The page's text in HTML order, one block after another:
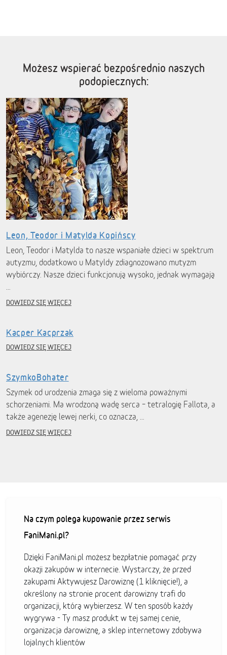
Możesz wspierać bezpośrednio naszych
podopiecznych:
Leon, Teodor i Matylda Kopińscy
Leon, Teodor i Matylda to nasze wspaniałe dzieci w spektrum
autyzmu, dodatkowo u Matyldy zdiagnozowano mutyzm
wybiórczy. Nasze dzieci funkcjonują wysoko, jednak wymagają
…
DOWIEDZ SIĘ WIĘCEJ
Kacper Kacprzak
DOWIEDZ SIĘ WIĘCEJ
SzymkoBohater
Szymek od urodzenia zmaga się z wieloma poważnymi
schorzeniami. Ma wrodzoną wadę serca – tetralogię Fallota, a
także agenezję lewej nerki, co oznacza, …
DOWIEDZ SIĘ WIĘCEJ
Na czym polega kupowanie przez serwis
FaniMani.pl?
Dzięki FaniMani.pl możesz bezpłatnie pomagać przy
okazji zakupów w internecie. Wystarczy, że przed
zakupami Aktywujesz Darowiznę (1 kliknięcie!), a
określony na stronie procent darowizny trafi do
organizacji, którą wybierzesz. W ten sposób każdy
wygrywa - Ty masz produkt w tej samej cenie,
organizacja darowiznę, a sklep internetowy zdobywa
lojalnych klientów